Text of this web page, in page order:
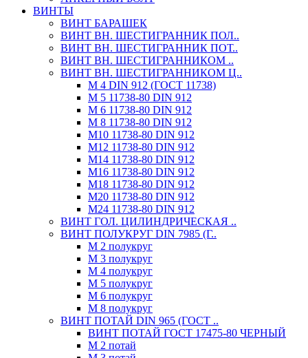
ВИНТЫ
ВИНТ БАРАШЕК
ВИНТ ВН. ШЕСТИГРАННИК ПОЛ..
ВИНТ ВН. ШЕСТИГРАННИК ПОТ..
ВИНТ ВН. ШЕСТИГРАННИКОМ ..
ВИНТ ВН. ШЕСТИГРАННИКОМ Ц..
М 4 DIN 912 (ГОСТ 11738)
М 5 11738-80 DIN 912
М 6 11738-80 DIN 912
М 8 11738-80 DIN 912
М10 11738-80 DIN 912
М12 11738-80 DIN 912
М14 11738-80 DIN 912
М16 11738-80 DIN 912
М18 11738-80 DIN 912
М20 11738-80 DIN 912
М24 11738-80 DIN 912
ВИНТ ГОЛ. ЦИЛИНДРИЧЕСКАЯ ..
ВИНТ ПОЛУКРУГ DIN 7985 (Г..
М 2 полукруг
М 3 полукруг
М 4 полукруг
М 5 полукруг
М 6 полукруг
М 8 полукруг
ВИНТ ПОТАЙ DIN 965 (ГОСТ ..
ВИНТ ПОТАЙ ГОСТ 17475-80 ЧЕРНЫЙ
М 2 потай